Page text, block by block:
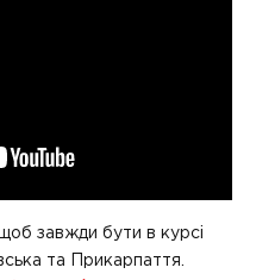
завжди бути в курсі
та Прикарпаття.